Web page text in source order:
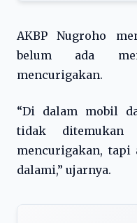
AKBP Nugroho
belum ada
mencurigakan.
“Di dalam mobil
tidak ditemukan
mencurigakan,
dalami,” ujarnya.